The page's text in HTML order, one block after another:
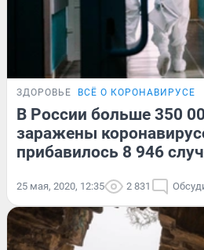
ЗДОРОВЬЕ ВСЁ О КОРОНАВИРУСЕ
В России больше 350
заражены
прибавилось 8 946
25 мая, 2020, 12:35 2 831